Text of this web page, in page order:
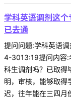
学科英语调剂这
已去通
提问问题:学科英语
4-3013:19提问内容:
科生调剂吗？已取得
明，审核，能够取得
迟，往年能在三四月